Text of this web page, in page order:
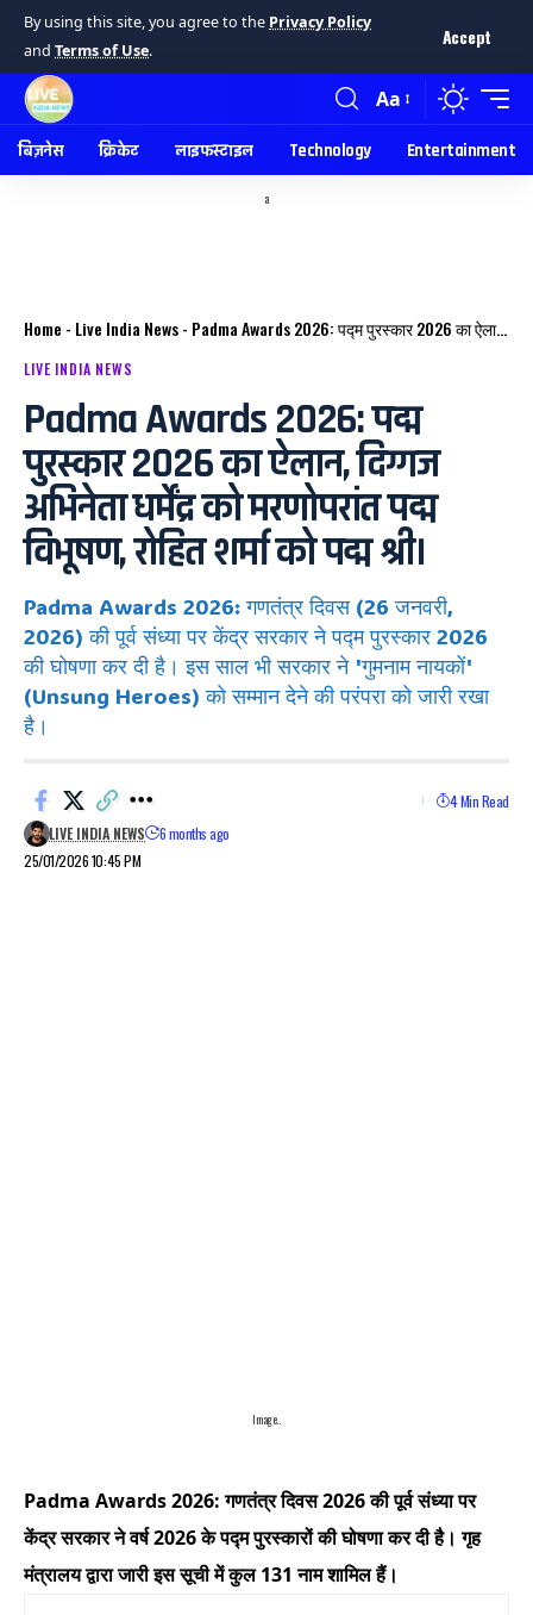
By using this site, you agree to the Privacy Policy
and Terms of Use.
Accept
Aa
बिज़नेस क्रिकेट लाइफस्टाइल Technology Entertainment
a
Home - Live India News- Padma Awards 2026: पद्म पुरस्कार 2026 का ऐलान, दिग्गज अभिनेता धर्मेंद्र को मरणोपरांत पद्म विभूषण, रोहित शर्मा को पद्म श्री।
LIVE INDIA NEWS
Padma Awards 2026: पद्म
पुरस्कार 2026 का ऐलान, दिग्गज
अभिनेता धर्मेंद्र को मरणोपरांत पद्म
विभूषण, रोहित शर्मा को पद्म श्री।
Padma Awards 2026: गणतंत्र दिवस (26 जनवरी,
2026) की पूर्व संध्या पर केंद्र सरकार ने पद्म पुरस्कार 2026
की घोषणा कर दी है। इस साल भी सरकार ने 'गुमनाम नायकों'
(Unsung Heroes) को सम्मान देने की परंपरा को जारी रखा
है।
25/01/2026 10:45 PM
LIVE INDIA NEWS 6 months ago
4 Min Read
Image..
Padma Awards 2026: गणतंत्र दिवस 2026 की पूर्व संध्या पर
केंद्र सरकार ने वर्ष 2026 के पद्म पुरस्कारों की घोषणा कर दी है। गृह
मंत्रालय द्वारा जारी इस सूची में कुल 131 नाम शामिल हैं।